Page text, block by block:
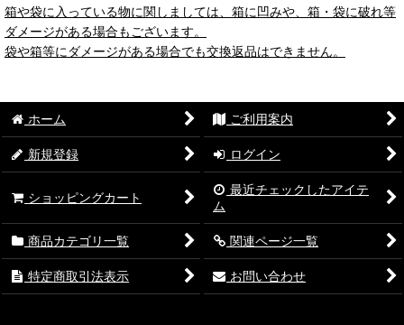
箱や袋に入っている物に関しましては、箱に凹みや、箱・袋に破れ等
ダメージがある場合もございます。
袋や箱等にダメージがある場合でも交換返品はできません。
ホーム ご利用案内
新規登録 ログイン
ショッピングカート
最近チェックしたアイテ
ム
商品カテゴリ一覧 関連ページ一覧
特定商取引法表示 お問い合わせ